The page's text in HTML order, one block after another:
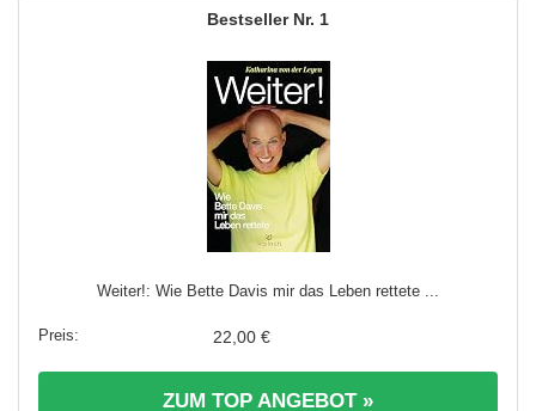
1
Weiter!: Wie Bette Davis mir das Leben rettete ...
22,00 €
ZUM TOP ANGEBOT »